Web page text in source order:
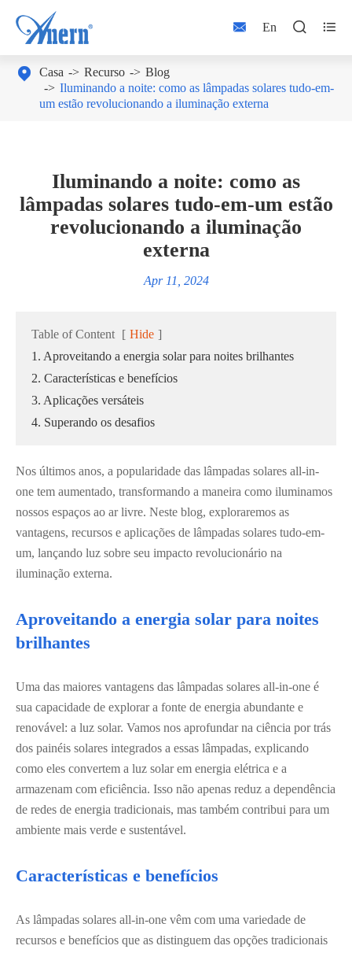
 En  
 Casa Recurso
Blog
Iluminando a noite: como as lâmpadas solares tudo-em-
um estão revolucionando a iluminação externa
Iluminando a noite: como as
lâmpadas solares tudo-em-um estão
revolucionando a iluminação
externa
Apr 11, 2024
Table of Content [ Hide ]
1. Aproveitando a energia solar para noites brilhantes
2. Características e benefícios
3. Aplicações versáteis
4. Superando os desafios
Nos últimos anos, a popularidade das lâmpadas solares all-in-
one tem aumentado, transformando a maneira como iluminamos
nossos espaços ao ar livre. Neste blog, exploraremos as
vantagens, recursos e aplicações de lâmpadas solares tudo-em-
um, lançando luz sobre seu impacto revolucionário na
iluminação externa.
Aproveitando a energia solar para noites
brilhantes
Uma das maiores vantagens das lâmpadas solares all-in-one é
sua capacidade de explorar a fonte de energia abundante e
renovável: a luz solar. Vamos nos aprofundar na ciência por trás
dos painéis solares integrados a essas lâmpadas, explicando
como eles convertem a luz solar em energia elétrica e a
armazenam com eficiência. Isso não apenas reduz a dependência
de redes de energia tradicionais, mas também contribui para um
ambiente mais verde e sustentável.
Características e benefícios
As lâmpadas solares all-in-one vêm com uma variedade de
recursos e benefícios que as distinguem das opções tradicionais